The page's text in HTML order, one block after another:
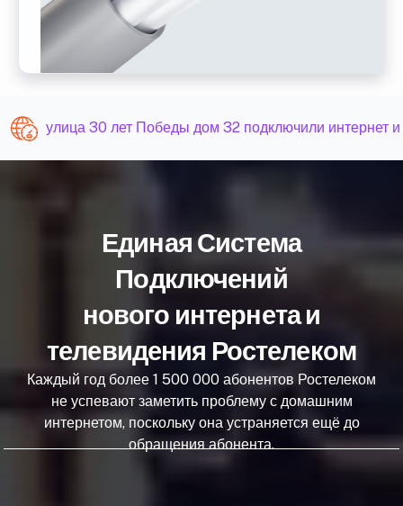
улица 30 лет Победы дом 32 подключили интернет и
Единая Система
Подключений
нового интернета и
телевидения Ростелеком
Каждый год более 1 500 000 абонентов Ростелеком
не успевают заметить проблему с домашним
интернетом, поскольку она устраняется ещё до
обращения абонента.